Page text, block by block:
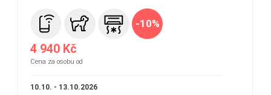
-10%
4 940 Kč
Cena za osobu od
10.10. - 13.10.2026